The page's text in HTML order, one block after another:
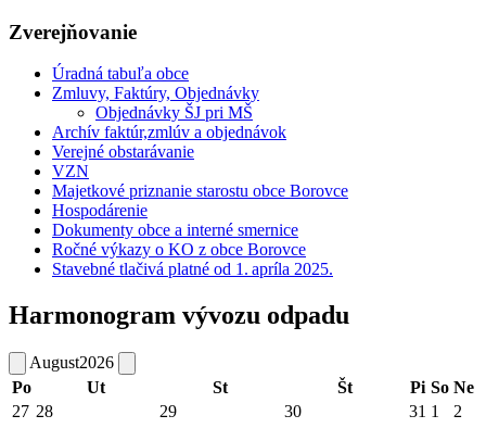
Zverejňovanie
Úradná tabuľa obce
Zmluvy, Faktúry, Objednávky
Objednávky ŠJ pri MŠ
Archív faktúr,zmlúv a objednávok
Verejné obstarávanie
VZN
Majetkové priznanie starostu obce Borovce
Hospodárenie
Dokumenty obce a interné smernice
Ročné výkazy o KO z obce Borovce
Stavebné tlačivá platné od 1. apríla 2025.
Harmonogram vývozu odpadu
August2026
Po
Ut St Št Pi So Ne
27 28 29 30 31 1
2